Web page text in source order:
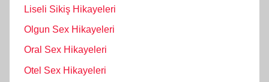
Liseli Sikiş Hikayeleri
Olgun Sex Hikayeleri
Oral Sex Hikayeleri
Otel Sex Hikayeleri